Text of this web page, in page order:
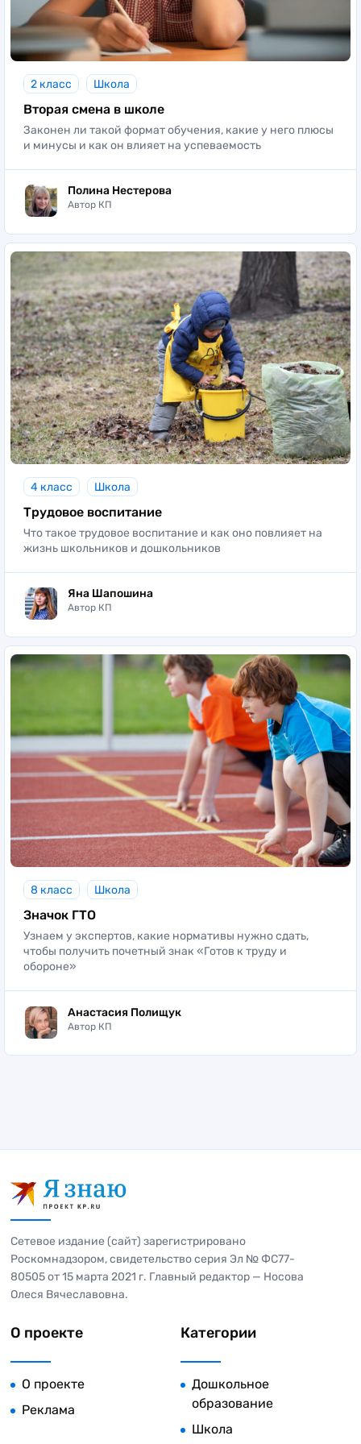
2 класс Школа
Вторая смена в школе
Законен ли такой формат обучения, какие у него плюсы
и минусы и как он влияет на успеваемость
Полина Нестерова
Автор КП
4 класс Школа
Трудовое воспитание
Что такое трудовое воспитание и как оно повлияет на
жизнь школьников и дошкольников
Яна Шапошина
Автор КП
8 класс Школа
Значок ГТО
Узнаем у экспертов, какие нормативы нужно сдать,
чтобы получить почетный знак «Готов к труду и
обороне»
Анастасия Полищук
Автор КП
Сетевое издание (сайт) зарегистрировано
Роскомнадзором, свидетельство серия Эл № ФС77-
80505 от 15 марта 2021 г. Главный редактор — Носова
Олеся Вячеславовна.
О проекте
О проекте
Реклама
Категории
Дошкольное
образование
Школа